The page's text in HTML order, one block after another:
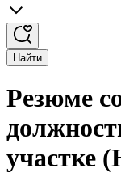
Найти
Резюме
участке